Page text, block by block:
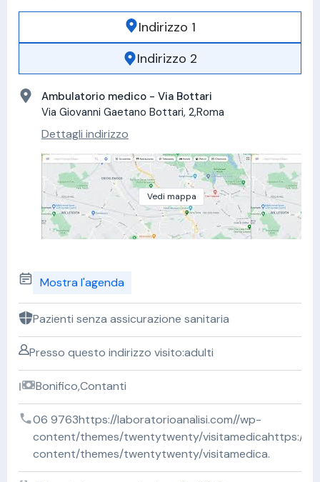
Indirizzo 1
Indirizzo 2
Ambulatorio medico - Via Bottari
Via Giovanni Gaetano Bottari, 2,Roma
Dettagli indirizzo
Vedi mappa
Mostra l'agenda
Pazienti senza assicurazione sanitaria
Presso questo indirizzo visito:adulti
Bonifico,Contanti
06 9763https://laboratorioanalisi.com//wp-
content/themes/twentytwenty/visitamedicahttps://
content/themes/twentytwenty/visitamedica.